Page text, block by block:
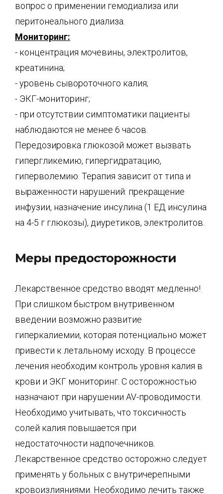
вопрос о применении гемодиализа или
перитонеального диализа.
Мониторинг:
- концентрация мочевины, электролитов,
креатинина;
- уровень сывороточного калия;
- ЭКГ-мониторинг;
- при отсутствии симптоматики пациенты
наблюдаются не менее 6 часов.
Передозировка глюкозой может вызвать
гипергликемию, гипергидратацию,
гиперволемию. Терапия зависит от типа и
выраженности нарушений: прекращение
инфузии, назначение инсулина (1 ЕД инсулина
на 4-5 г глюкозы), диуретиков, электролитов.
Меры предосторожности
Лекарственное средство вводят медленно!
При слишком быстром внутривенном
введении возможно развитие
гиперкалиемии, которая потенциально может
привести к летальному исходу. В процессе
лечения необходим контроль уровня калия в
крови и ЭКГ мониторинг. С осторожностью
назначают при нарушении AV-проводимости.
Необходимо учитывать, что токсичность
солей калия повышается при
недостаточности надпочечников.
Лекарственное средство осторожно следует
применять у больных с внутричерепными
кровоизлияниями. Необходимо лечить также